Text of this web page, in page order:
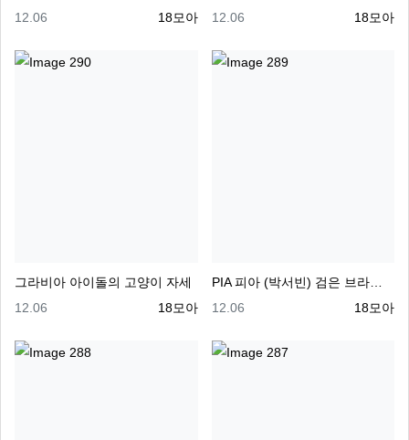
등록자
18모아
등록일
12.06
등록자
18모아
등록일
12.06
그라비아 아이돌의 고양이 자세
등록자
18모아
등록일
12.06
PIA 피아 (박서빈) 검은 브라팬티
등록자
18모아
등록일
12.06